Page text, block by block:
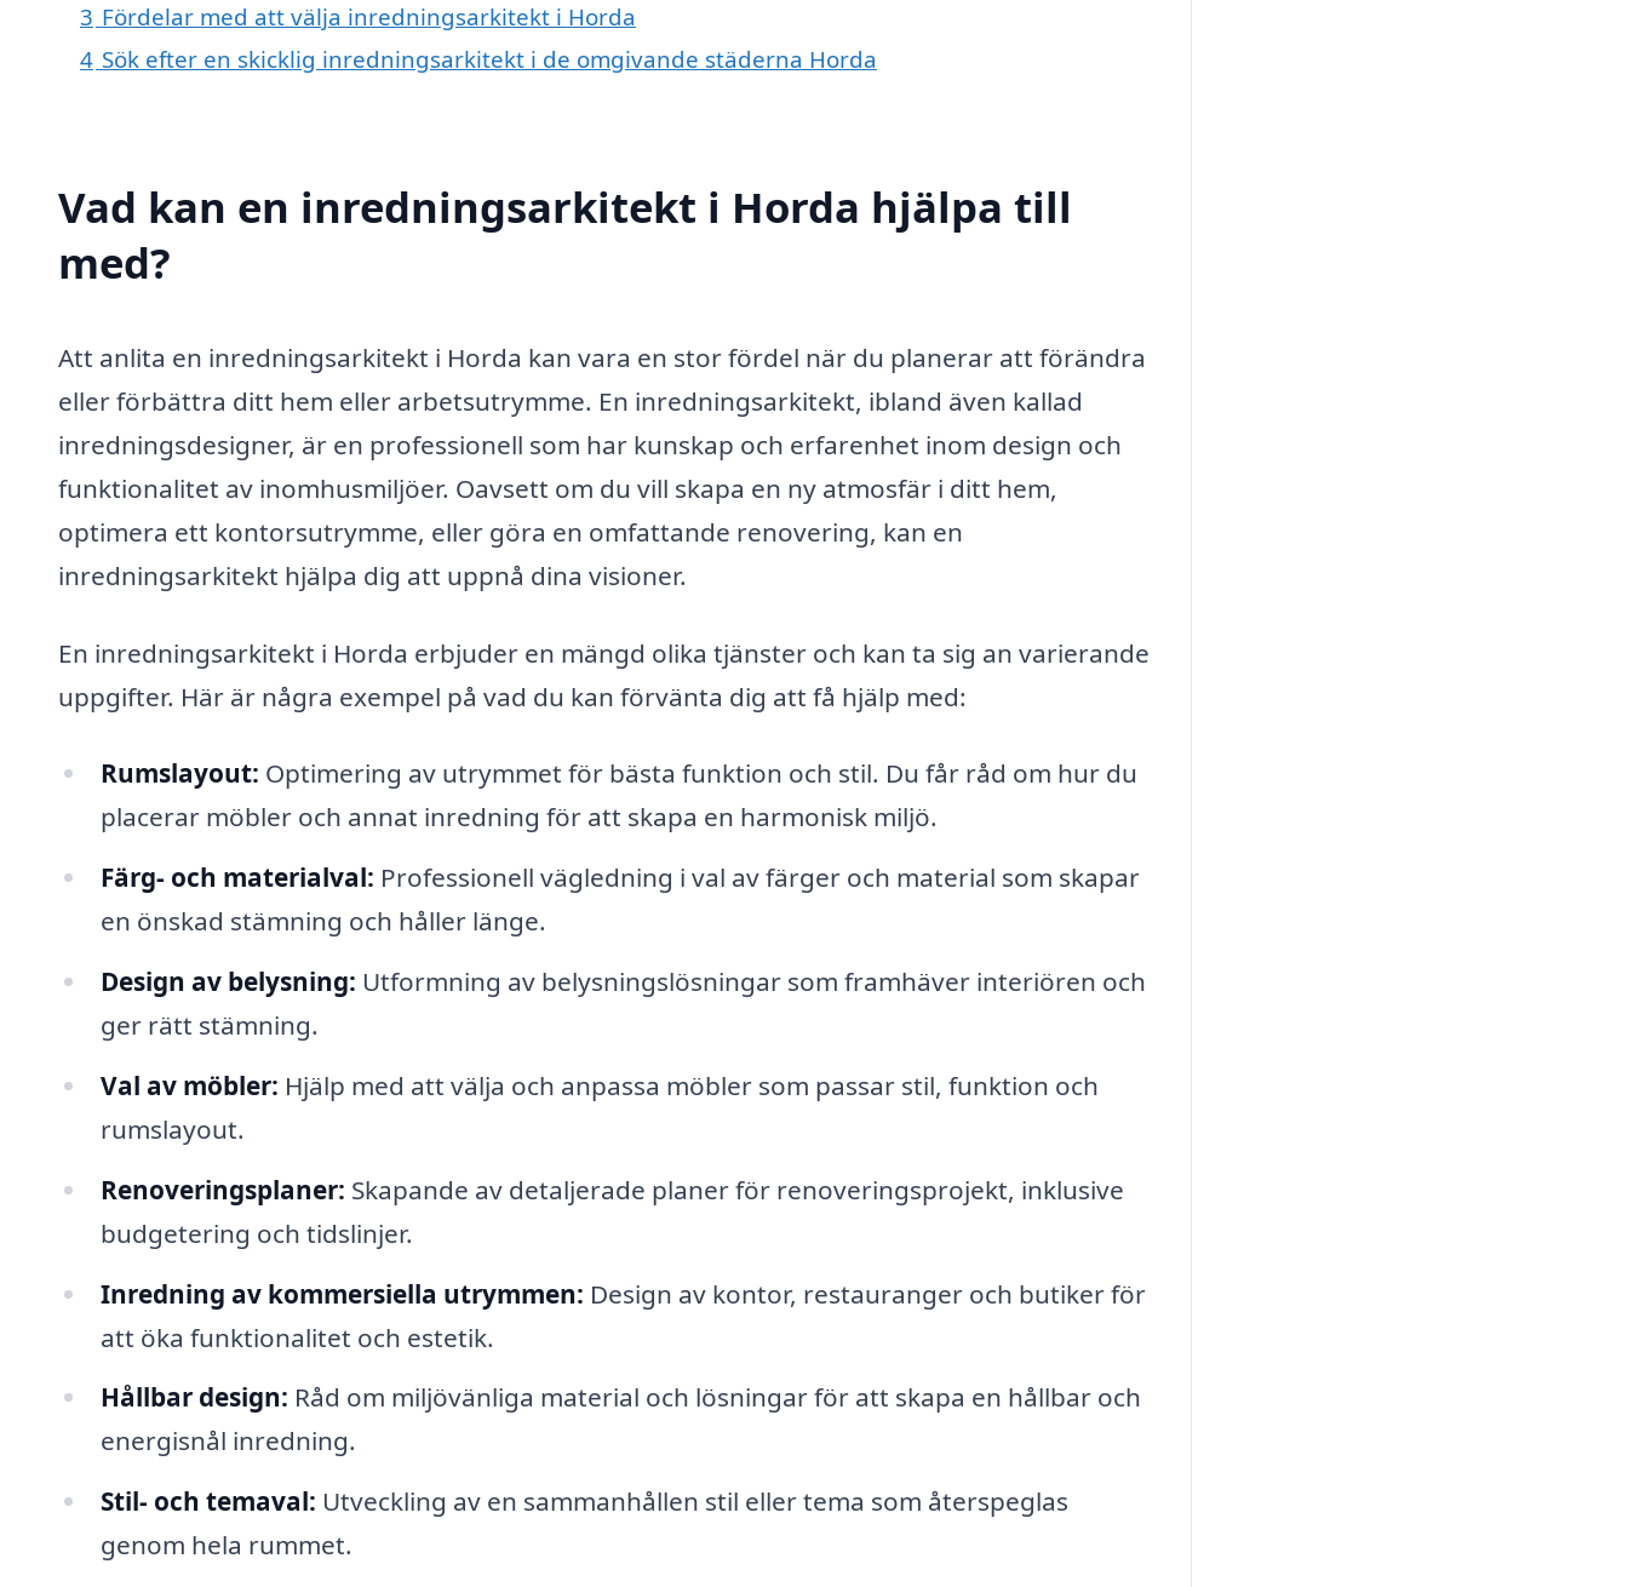
3 Fördelar med att välja inredningsarkitekt i Horda
4 Sök efter en skicklig inredningsarkitekt i de omgivande städerna Horda
Vad kan en inredningsarkitekt i Horda hjälpa till
med?
Att anlita en inredningsarkitekt i Horda kan vara en stor fördel när du planerar att förändra
eller förbättra ditt hem eller arbetsutrymme. En inredningsarkitekt, ibland även kallad
inredningsdesigner, är en professionell som har kunskap och erfarenhet inom design och
funktionalitet av inomhusmiljöer. Oavsett om du vill skapa en ny atmosfär i ditt hem,
optimera ett kontorsutrymme, eller göra en omfattande renovering, kan en
inredningsarkitekt hjälpa dig att uppnå dina visioner.
En inredningsarkitekt i Horda erbjuder en mängd olika tjänster och kan ta sig an varierande
uppgifter. Här är några exempel på vad du kan förvänta dig att få hjälp med:
Rumslayout: Optimering av utrymmet för bästa funktion och stil. Du får råd om hur du
placerar möbler och annat inredning för att skapa en harmonisk miljö.
Färg- och materialval: Professionell vägledning i val av färger och material som skapar
en önskad stämning och håller länge.
Design av belysning: Utformning av belysningslösningar som framhäver interiören och
ger rätt stämning.
Val av möbler: Hjälp med att välja och anpassa möbler som passar stil, funktion och
rumslayout.
Renoveringsplaner: Skapande av detaljerade planer för renoveringsprojekt, inklusive
budgetering och tidslinjer.
Inredning av kommersiella utrymmen: Design av kontor, restauranger och butiker för
att öka funktionalitet och estetik.
Hållbar design: Råd om miljövänliga material och lösningar för att skapa en hållbar och
energisnål inredning.
Stil- och temaval: Utveckling av en sammanhållen stil eller tema som återspeglas
genom hela rummet.